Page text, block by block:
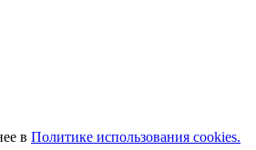
в Политике использования cookies.